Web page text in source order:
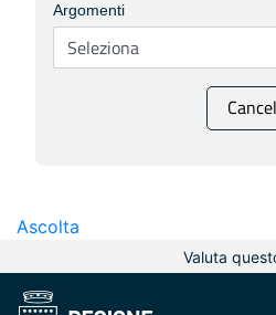
Argomenti
Ascolta
Valuta